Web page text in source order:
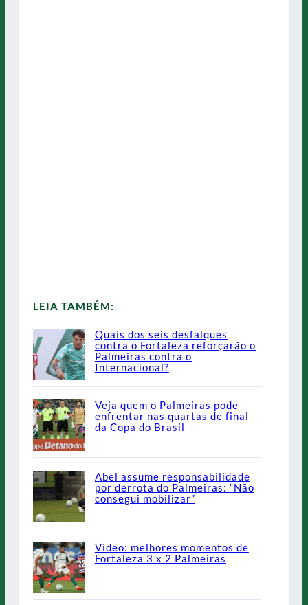
LEIA TAMBÉM:
Quais dos seis desfalques
contra o Fortaleza reforçarão o
Palmeiras contra o
Internacional?
Veja quem o Palmeiras pode
enfrentar nas quartas de final
da Copa do Brasil
Abel assume responsabilidade
por derrota do Palmeiras: “Não
consegui mobilizar”
Vídeo: melhores momentos de
Fortaleza 3 x 2 Palmeiras